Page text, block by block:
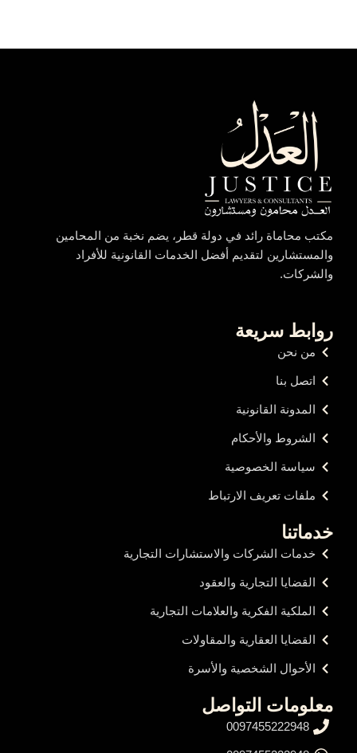
مكتب محاماة رائد في دولة قطر، يضم نخبة من المحامين
والمستشارين لتقديم أفضل الخدمات القانونية للأفراد
والشركات.
روابط سريعة
من نحن
اتصل بنا
المدونة القانونية
الشروط والأحكام
سياسة الخصوصية
ملفات تعريف الارتباط
خدماتنا
خدمات الشركات والاستشارات التجارية
القضايا التجارية والعقود
الملكية الفكرية والعلامات التجارية
القضايا العقارية والمقاولات
الأحوال الشخصية والأسرة
معلومات التواصل
0097455222948